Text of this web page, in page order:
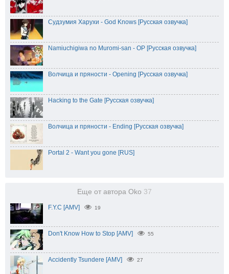
Судзумия Харухи - God Knows [Русская озвучка]
Namiuchigiwa no Muromi-san - OP [Русская озвучка]
Волчица и пряности - Opening [Русская озвучка]
Hacking to the Gate [Русская озвучка]
Волчица и пряности - Ending [Русская озвучка]
Portal 2 - Want you gone [RUS]
Еще от автора Oko 37
F.Y.C [AMV] 19
Don't Know How to Stop [AMV] 55
Accidently Tsundere [AMV] 27